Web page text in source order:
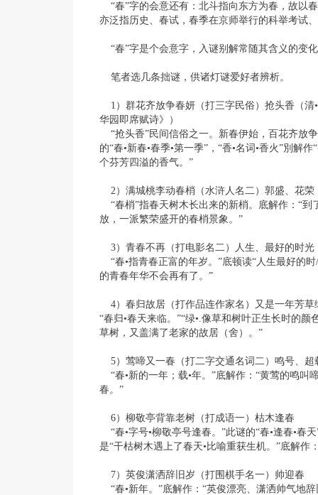
“春”字的会意还有：北斗指向东方为春，故以
亦泛指历史、春试，春季在京师举行的科举考试
“春”字是个会意字，入谜别解常随其含义的变
笔者选几条拙谜，供诸灯谜爱好者辨析。
1）群花齐放争春妍（打三字民俗）抢头香（清
华园即席赋诗》）
“抢头香”民间信俗之一。新春伊始，百花齐放
的“春•新春•春季•第一季”，“香•名词•香火”別解
个芬芳四溢的香气。”
2）满城桃李动春梢（水浒人名二）郭盛、花荣
“春梢”指春天树木长出来的新梢。底解作：“到
放，一派繁荣盛开的春梢景象。”
3）青春不再（打电影名二）人生、最好的时光
“春•指青春正富的年岁。”底顿读“人生最好的
的青春年华不会再有了。”
4）春归故居（打作品连作家名）又是一年芳草
“春归•春天来临。”“绿•.像草和树叶正生长时的
草树，又盖满了老家的故居（舍）。”
5）莺啼又一春（打二字交通名词二）鸣号、超
“春•新的一年；载•年。”底解作：“黄莺的鸣叫
春。”
6）柳敬亭背靠老树（打成语一）枯木逢春
“春•字号•柳敬亭号逢春。”此谜的“春•逢春•春
是“干枯树木遇上了春天•比喻重获生机。”底解作
7）英俊潇洒辞旧岁（打围棋手名一）帅迎春
“春•新年。”底解作：“英俊漂亮、潇洒帅气地